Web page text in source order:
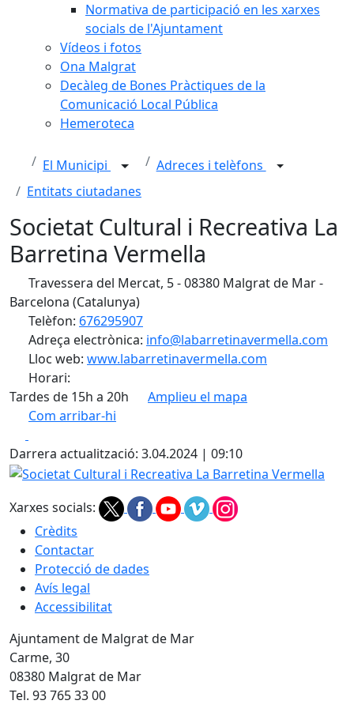
Normativa de participació en les xarxes
socials de l'Ajuntament
Vídeos i fotos
Ona Malgrat
Decàleg de Bones Pràctiques de la
Comunicació Local Pública
Hemeroteca
El Municipi
Adreces i telèfons
Entitats ciutadanes
Societat Cultural i Recreativa La
Barretina Vermella
Travessera del Mercat, 5 - 08380 Malgrat de Mar -
Barcelona (Catalunya)
Telèfon: 676295907
Adreça electrònica: info@labarretinavermella.com
Lloc web: www.labarretinavermella.com
Horari:
Tardes de 15h a 20h
Amplieu el mapa
Com arribar-hi
+
−
Darrera actualització: 3.04.2024 | 09:10
Societat Cultural i Recreativa La Barretina Vermella
Xarxes socials:
Crèdits
Contactar
Protecció de dades
Avís legal
Accessibilitat
Ajuntament de Malgrat de Mar
Carme, 30
08380 Malgrat de Mar
Tel. 93 765 33 00